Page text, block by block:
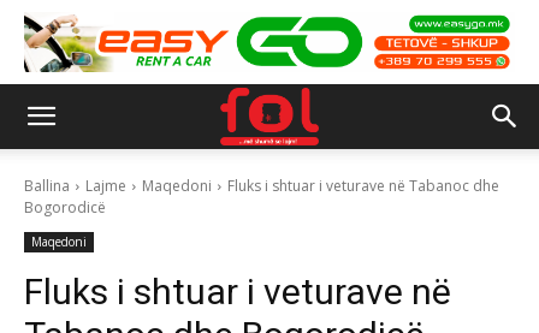
Ballina Lajme Maqedoni
Fluks i shtuar i veturave në Tabanoc dhe
Bogorodicë
Maqedoni
Fluks i shtuar i veturave në